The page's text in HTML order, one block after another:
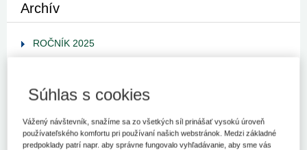
Archív
ROČNÍK 2025
ROČNÍK 2023
Vydanie č. 12/2022
Vydanie č. 11/2022
Súhlas s cookies
Vážený návštevník, snažíme sa zo všetkých síl prinášať vysokú úroveň
používateľského komfortu pri používaní našich webstránok. Medzi základné
predpoklady patrí napr. aby správne fungovalo vyhľadávanie, aby sme vás